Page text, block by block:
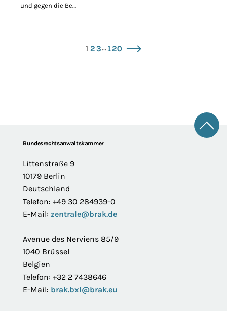
und gegen die Be…
123... 120 vor
FooterBundesrechtsanwaltskammer
Littenstraße 9
10179 Berlin
Deutschland
Telefon: +49 30 284939-0
E-Mail: zentrale@brak.de
Avenue des Nerviens 85/9
1040 Brüssel
Belgien
Telefon: +32 2 7438646
E-Mail: brak.bxl@brak.eu